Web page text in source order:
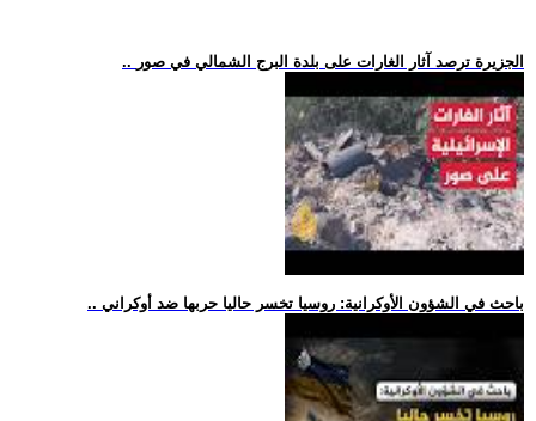
.. الجزيرة ترصد آثار الغارات على بلدة البرج الشمالي في صور
.. باحث في الشؤون الأوكرانية: روسيا تخسر حاليا حربها ضد أوكراني